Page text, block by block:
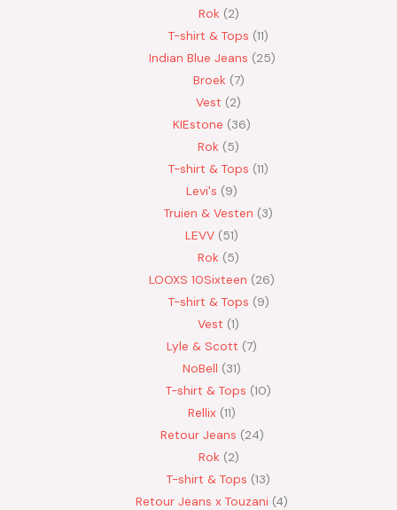
Rok 2
T-shirt & Tops 11
Indian Blue Jeans 25
Broek 7
Vest
2
KIEstone
36
Rok
5
T-shirt & Tops 11
Levi's
9
Truien & Vesten
3
LEVV 51
Rok
5
LOOXS 10Sixteen
26
T-shirt & Tops 9
Vest 1
Lyle & Scott 7
NoBell
31
T-shirt & Tops 10
Rellix 11
Retour Jeans 24
Rok 2
T-shirt & Tops 13
Retour Jeans x Touzani 4